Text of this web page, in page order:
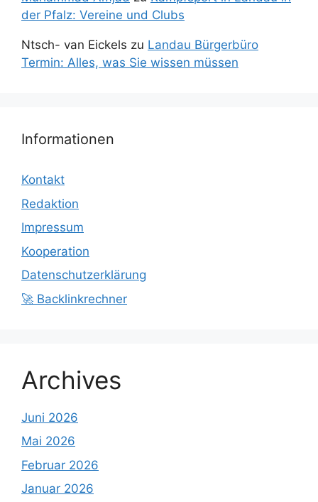
der Pfalz: Vereine und Clubs
Ntsch- van Eickels zu Landau Bürgerbüro
Termin: Alles, was Sie wissen müssen
Informationen
Kontakt
Redaktion
Impressum
Kooperation
Datenschutzerklärung
🚀 Backlinkrechner
Archives
Juni 2026
Mai 2026
Februar 2026
Januar 2026